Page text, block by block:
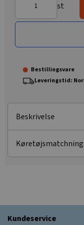
st
Bestillingsvare
Leveringstid:
Beskrivelse
Køretøjsmatchning
Kundeservice